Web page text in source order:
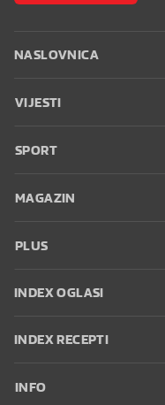
NASLOVNICA
VIJESTI
SPORT
MAGAZIN
PLUS
INDEX OGLASI
INDEX RECEPTI
INFO